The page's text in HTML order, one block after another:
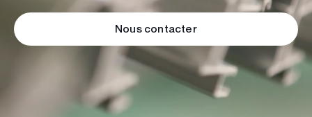
Nous contacter